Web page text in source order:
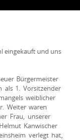
eingekauft und uns
Bürgermeister
als 1. Vorsitzender
weiblicher
Weiter waren
Frau, unserer
Kanwischer
verlegt hat,